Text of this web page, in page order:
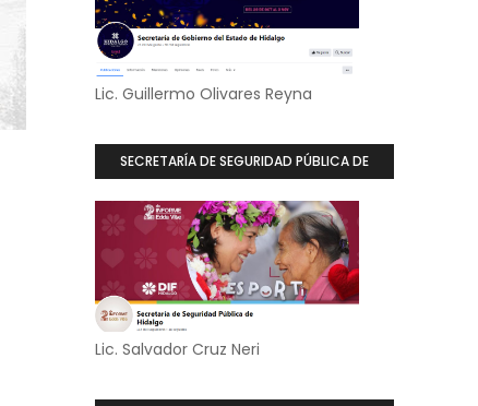
Lic. Guillermo Olivares Reyna
SECRETARÍA DE SEGURIDAD PÚBLICA DE
Lic. Salvador Cruz Neri